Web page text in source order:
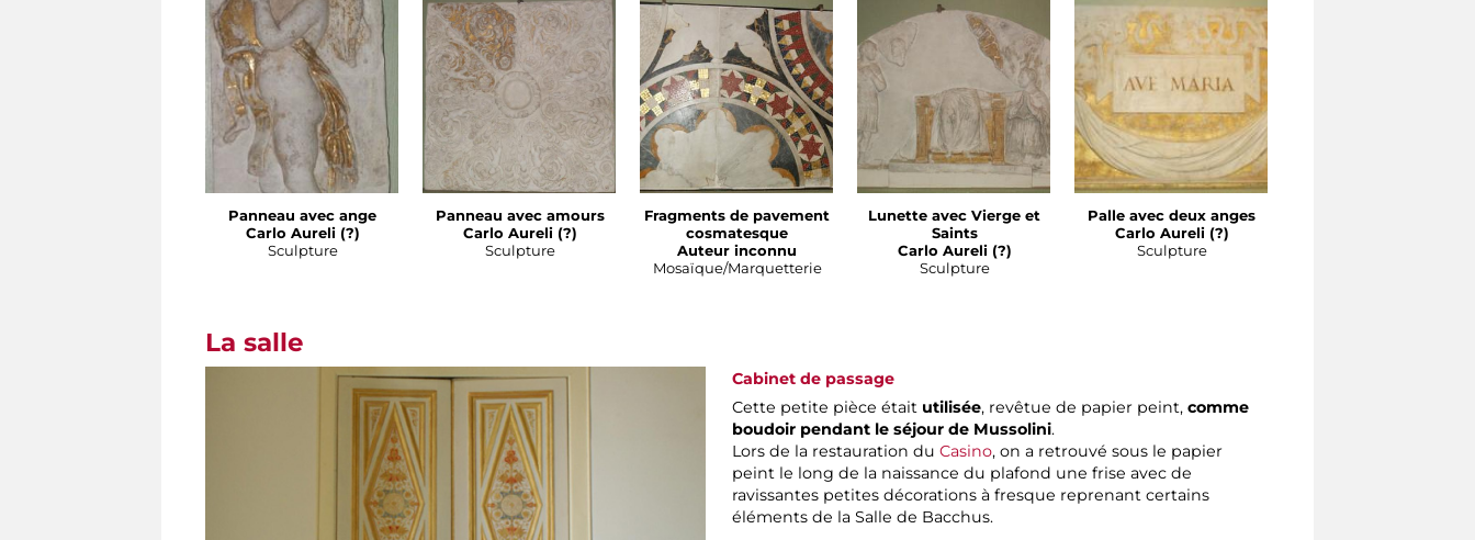
Panneau avec ange
Carlo Aureli (?)
Sculpture
Panneau avec amours
Carlo Aureli (?)
Sculpture
Fragments de pavement
cosmatesque
Auteur inconnu
Mosaïque/Marquetterie
Lunette avec Vierge et
Saints
Carlo Aureli (?)
Sculpture
Palle avec deux anges
Carlo Aureli (?)
Sculpture
La salle
Cabinet de passage
Cette petite pièce était utilisée, revêtue de papier peint,comme
boudoir pendant le séjour de Mussolini.
Lors de la restauration duCasino, on a retrouvé sous le papier
peint le long de la naissance du plafond une frise avec de
ravissantes petites décorations à fresque reprenant certains
éléments de la Salle de Bacchus.